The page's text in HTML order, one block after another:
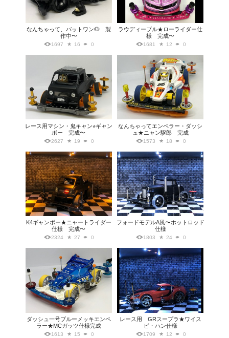
なんちゃって、バットワン🐶 製
作中〜
1697 16 0
ラウディーブル★ローライダー仕
様 完成〜
1681 12 0
レース用マシン・鬼キャン⭐︎ギャン
ボー 完成〜
2627 19 0
なんちゃってエンペラー・ダッシ
ュ★ニャン駆郎 完成
1573 18 0
K4ギャンボー★ニャートライダー
仕様 完成〜
2324 27 0
フォードモデルA風〜ホットロッド
仕様
1803 24 0
ダッシュ一号ブルーメッキエンペ
ラー★MCガッツ仕様完成
1613 15 0
レース用 GRスープラ★ワイス
ピ・ハン仕様
1709 12 0